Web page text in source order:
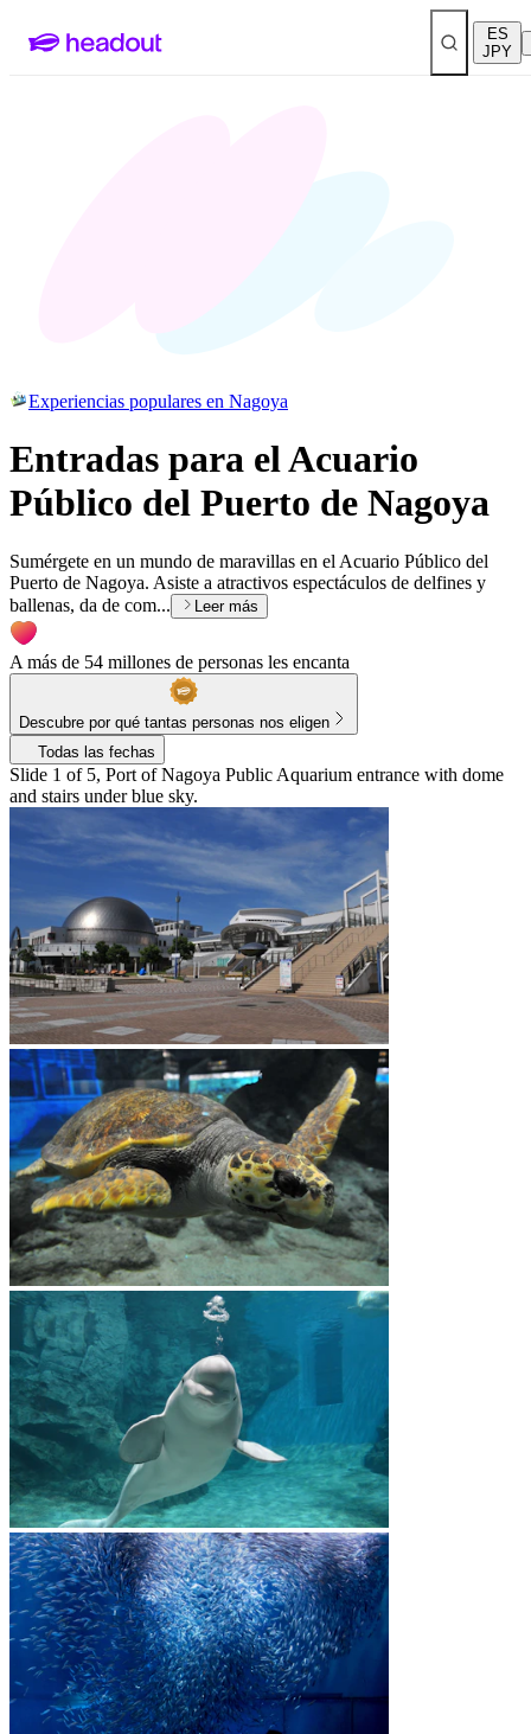
ES
JPY
Experiencias populares en Nagoya
Entradas para el Acuario
Público del Puerto de Nagoya
Sumérgete en un mundo de maravillas en el Acuario Público del
Puerto de Nagoya. Asiste a atractivos espectáculos de delfines y
ballenas, da de com...
Leer más
A más de 54 millones de personas les encanta
Descubre por qué tantas personas nos eligen
Todas las fechas
Slide 1 of 5, Port of Nagoya Public Aquarium entrance with dome
and stairs under blue sky.